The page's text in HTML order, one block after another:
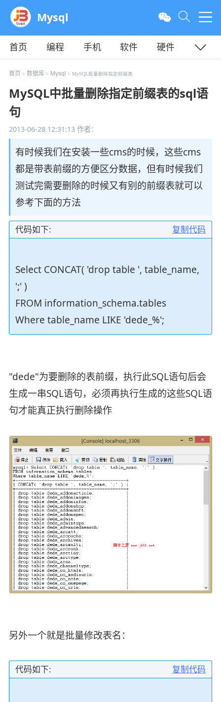
Mysql
首页 编程 手机 软件
硬件
教程
平面 服务器
首页 > 数据库> Mysql > MySQL批量删除指定前缀表
MySQL中批量删除指定前缀表的sql语
句
2013-06-28 12:31:13作者：
有时候我们在安装一些cms的时候，这些cms
都是带表前缀的方便区分数据，但有时候我们
测试完需要删除的时候又有别的前缀表就可以
参考下面的方法
复制代码
代码如下:
Select CONCAT( 'drop table ', table_name,
';' )
FROM information_schema.tables
Where table_name LIKE 'dede_%';
"dede"为要删除的表前缀，执行此SQL语句后会
生成一串SQL语句，必须再执行生成的这些SQL语
句才能真正执行删除操作
另外一个就是批量修改表名：
复制代码
代码如下: